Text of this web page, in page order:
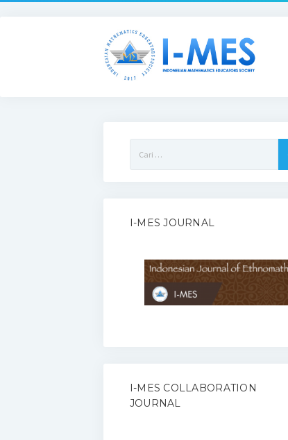
untuk:
I-MES JOURNAL
I-MES COLLABORATION
JOURNAL